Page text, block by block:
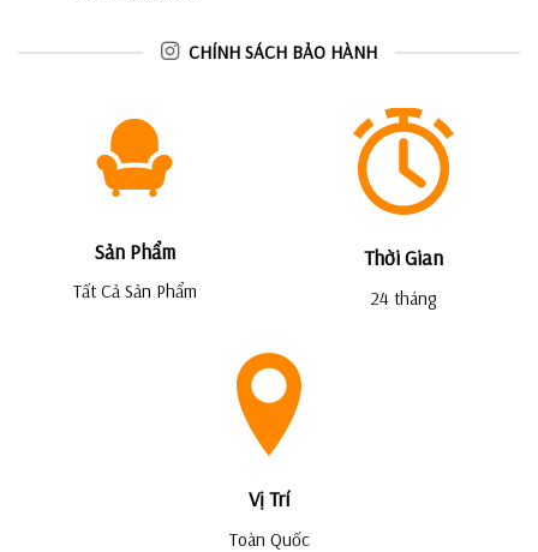
CHÍNH SÁCH BẢO HÀNH
Sản Phẩm
Tất Cả Sản Phẩm
Thời Gian
24 tháng
Vị Trí
Toàn Quốc